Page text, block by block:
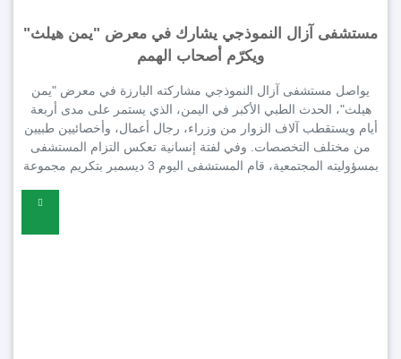
مستشفى آزال النموذجي يشارك في معرض "يمن هيلث"
ويكرّم أصحاب الهمم
يواصل مستشفى آزال النموذجي مشاركته البارزة في معرض "يمن
هيلث"، الحدث الطبي الأكبر في اليمن، الذي يستمر على مدى أربعة
أيام ويستقطب آلاف الزوار من وزراء، رجال أعمال، وأخصائيين طبيين
من مختلف التخصصات. وفي لفتة إنسانية تعكس التزام المستشفى
بمسؤوليته المجتمعية، قام المستشفى اليوم 3 ديسمبر بتكريم مجموعة